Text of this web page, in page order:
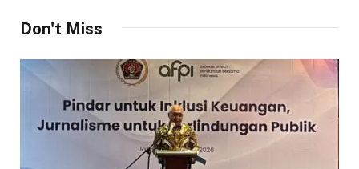
Don't Miss